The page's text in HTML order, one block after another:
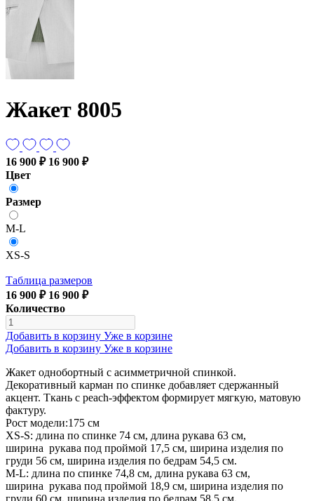
Жакет 8005
16 900 ₽ 16 900 ₽
Цвет
Размер
M-L
XS-S
Таблица размеров
16 900 ₽ 16 900 ₽
Количество
Добавить в корзину Уже в корзине
Добавить в корзину Уже в корзине
Жакет однобортный с асимметричной спинкой.
Декоративный карман по спинке добавляет сдержанный
акцент. Ткань с peach-эффектом формирует мягкую, матовую
фактуру.
Рост модели:175 см
XS-S: длина по спинке 74 см, длина рукава 63 см,
ширина рукава под проймой 17,5 см, ширина изделия по
груди 56 см, ширина изделия по бедрам 54,5 см.
М-L: длина по спинке 74,8 см, длина рукава 63 см,
ширина рукава под проймой 18,9 см, ширина изделия по
груди 60 см, ширина изделия по бедрам 58,5 см.